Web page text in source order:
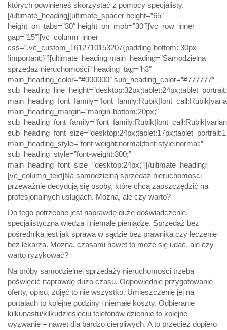
których powinieneś skorzystać z pomocy specjalisty.
[/ultimate_heading][ultimate_spacer height=”65″
height_on_tabs=”30″ height_on_mob=”30″][vc_row_inner
gap=”15″][vc_column_inner
css=”.vc_custom_1612710153207{padding-bottom: 30px
!important;}”][ultimate_heading main_heading=”Samodzielna
sprzedaż nieruchomości” heading_tag=”h3″
main_heading_color=”#000000″ sub_heading_color=”#777777″
main_heading_margin=”margin-bottom:20px;”
main_heading_style=”font-weight:normal;font-style:normal;”
sub_heading_style=”font-weight:300;”
main_heading_font_size=”desktop:24px;”][/ultimate_heading]
[vc_column_text]Na samodzielną sprzedaż nieruchomości
przeważnie decydują się osoby, które chcą zaoszczędzić na
profesjonalnych usługach. Można, ale czy warto?
Do tego potrzebne jest naprawdę duże doświadczenie,
specjalistyczna wiedza i niemałe pieniądze. Sprzedaż bez
pośrednika jest jak sprawa w sądzie bez prawnika czy leczenie
bez lekarza. Można, czasami nawet to może się udać, ale czy
warto ryzykować?
Na próby samodzielnej sprzedaży nieruchomości trzeba
poświęcić naprawdę dużo czasu. Odpowiednie przygotowanie
oferty, opisu, zdjęć to nie wszystko. Umieszczenie jej na
portalach to kolejne godziny i niemałe koszty. Odbieranie
kilkunastu/kilkudziesięciu telefonów dziennie to kolejne
wyzwanie – nawet dla bardzo cierpliwych. A to przecież dopiero